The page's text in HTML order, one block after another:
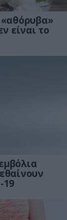
είναι το
19